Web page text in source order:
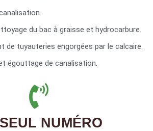
du bac à graisse et hydrocarbure.
de tuyauteries engorgées par le calcaire.
égouttage de canalisation.
NUMÉRO